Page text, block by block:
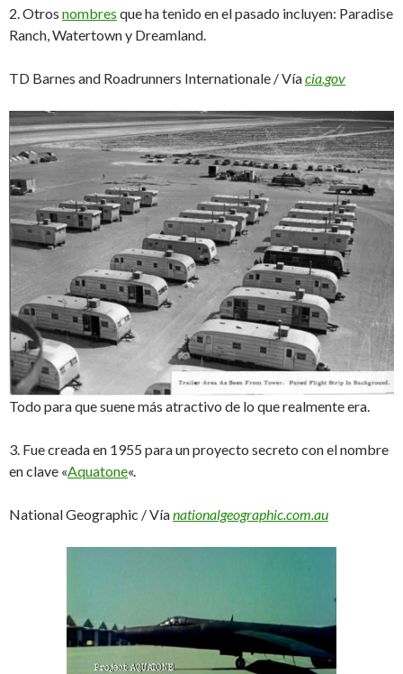
2. Otros nombres que ha tenido en el pasado incluyen: Paradise
Ranch, Watertown y Dreamland.
TD Barnes and Roadrunners Internationale / Víacia.gov
Todo para que suene más atractivo de lo que realmente era.
3. Fue creada en 1955 para un proyecto secreto con el nombre
en clave «Aquatone«.
National Geographic / Víanationalgeographic.com.au